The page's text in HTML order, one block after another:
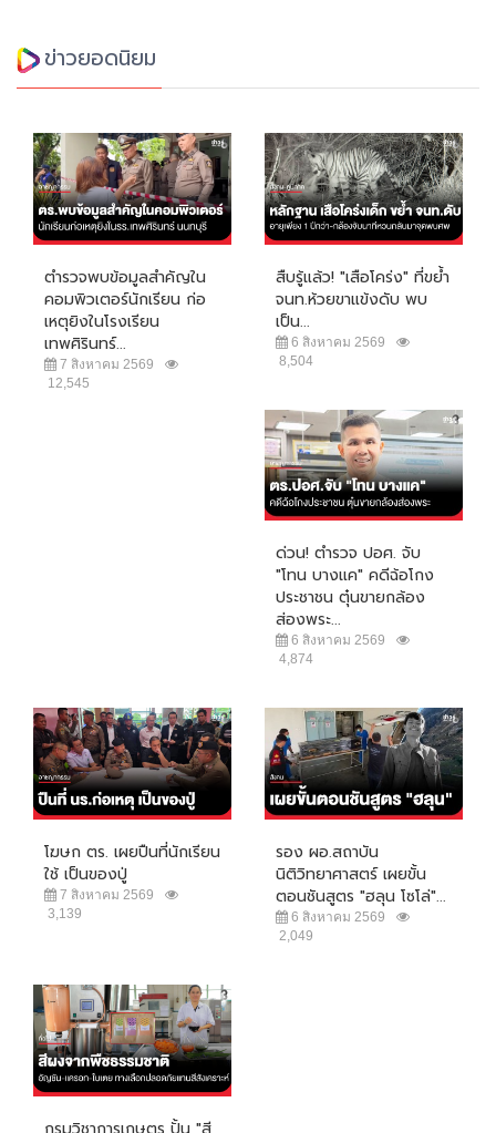
ข่าวยอดนิยม
ตำรวจพบข้อมูลสำคัญใน
คอมพิวเตอร์นักเรียน ก่อ
เหตุยิงในโรงเรียน
เทพศิรินทร์...
7 สิงหาคม 2569
12,545
สืบรู้แล้ว! "เสือโคร่ง" ที่ขย้ำ
จนท.ห้วยขาแข้งดับ พบ
เป็น...
6 สิงหาคม 2569
8,504
ด่วน! ตำรวจ ปอศ. จับ
"โทน บางแค" คดีฉ้อโกง
ประชาชน ตุ๋นขายกล้อง
ส่องพระ...
6 สิงหาคม 2569
4,874
โฆษก ตร. เผยปืนที่นักเรียน
ใช้ เป็นของปู่
7 สิงหาคม 2569
3,139
รอง ผอ.สถาบัน
นิติวิทยาศาสตร์ เผยขั้น
ตอนชันสูตร "ฮลุน โซโล่"...
6 สิงหาคม 2569
2,049